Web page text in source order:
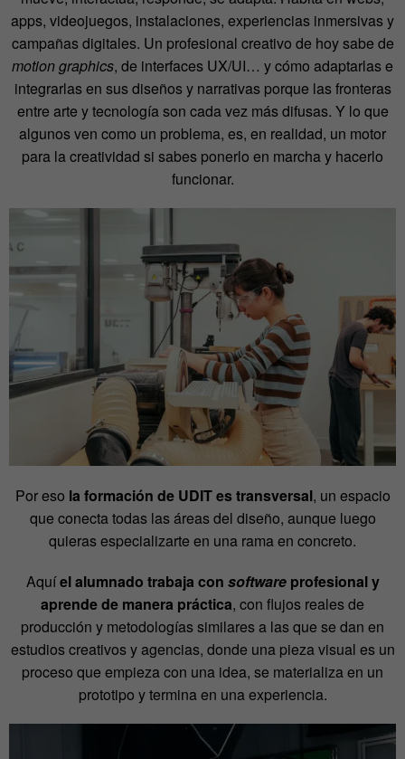
apps, videojuegos, instalaciones, experiencias inmersivas y
campañas digitales. Un profesional creativo de hoy sabe de
motion graphics, de interfaces UX/UI… y cómo adaptarlas e
integrarlas en sus diseños y narrativas porque las fronteras
entre arte y tecnología son cada vez más difusas. Y lo que
algunos ven como un problema, es, en realidad, un motor
para la creatividad si sabes ponerlo en marcha y hacerlo
funcionar.
Por eso la formación de UDIT es transversal, un espacio
que conecta todas las áreas del diseño, aunque luego
quieras especializarte en una rama en concreto.
Aquíel alumnado trabaja con softwareprofesional y
aprende de manera práctica, con flujos reales de
producción y metodologías similares a las que se dan en
estudios creativos y agencias, donde una pieza visual es un
proceso que empieza con una idea, se materializa en un
prototipo y termina en una experiencia.